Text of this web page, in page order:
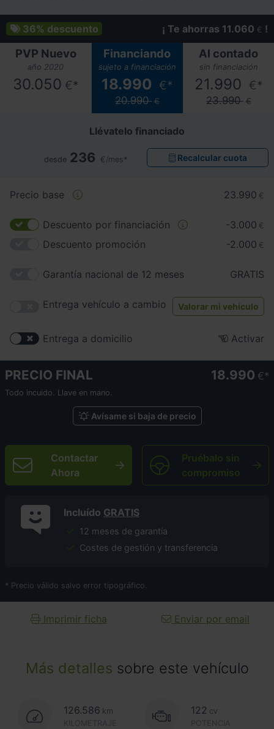
Más detalles sobre este vehículo
126.586 km
KILOMETRAJE
122 cv
POTENCIA
36% descuento ¡ Te ahorras 11.060 € !
PVP Nuevo
año 2020
30.050 €*
Financiando
sujeto a financiación
18.990 €*
20.990 €
Al contado
sin financiación
21.990 €*
23.990 €
Llévatelo financiado
desde 236 €/mes* Recalcular cuota
Precio base 23.990 €
Descuento por financiación -3.000 €
Descuento promoción -2.000 €
Garantía nacional de 12 meses GRATIS
Entrega vehículo a cambio Valorar mi vehículo
Entrega a domicilio Activar
PRECIO FINAL 18.990 €
Todo incuido. Llave en mano.
Avísame si baja de precio
Contactar
Ahora
Pruébalo sin
compromiso
Incluído GRATIS
12 meses de garantía
Costes de gestión y transferencia
* Precio válido salvo error tipográfico.
Imprimir ficha Enviar por email